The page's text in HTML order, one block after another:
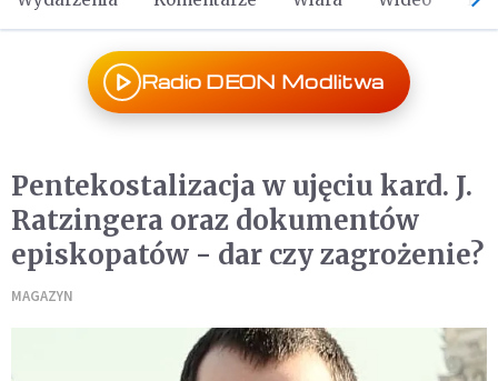
Radio DEON Modlitwa
Pentekostalizacja w ujęciu kard. J.
Ratzingera oraz dokumentów
episkopatów - dar czy zagrożenie?
MAGAZYN